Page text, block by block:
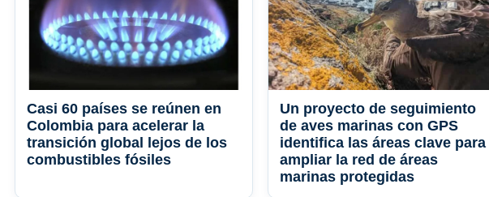
Casi 60 países se reúnen en
Colombia para acelerar la
transición global lejos de los
combustibles fósiles
Un proyecto de seguimiento
de aves marinas con GPS
identifica las áreas clave para
ampliar la red de áreas
marinas protegidas